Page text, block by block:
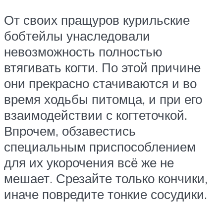
От своих пращуров курильские
бобтейлы унаследовали
невозможность полностью
втягивать когти. По этой причине
они прекрасно стачиваются и во
время ходьбы питомца, и при его
взаимодействии с когтеточкой.
Впрочем, обзавестись
специальным приспособлением
для их укорочения всё же не
мешает. Срезайте только кончики,
иначе повредите тонкие сосудики.